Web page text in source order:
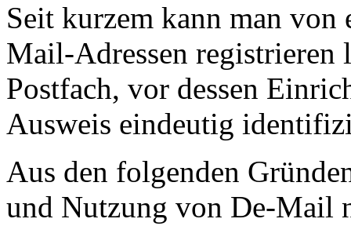
Seit kurzem kann man
Mail-Adressen
Postfach, vor dessen
Ausweis eindeutig
Aus den folgenden
und Nutzung von De-Mail